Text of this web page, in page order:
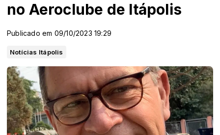
no Aeroclube de Itápolis
Publicado em 09/10/2023 19:29
Notícias Itápolis